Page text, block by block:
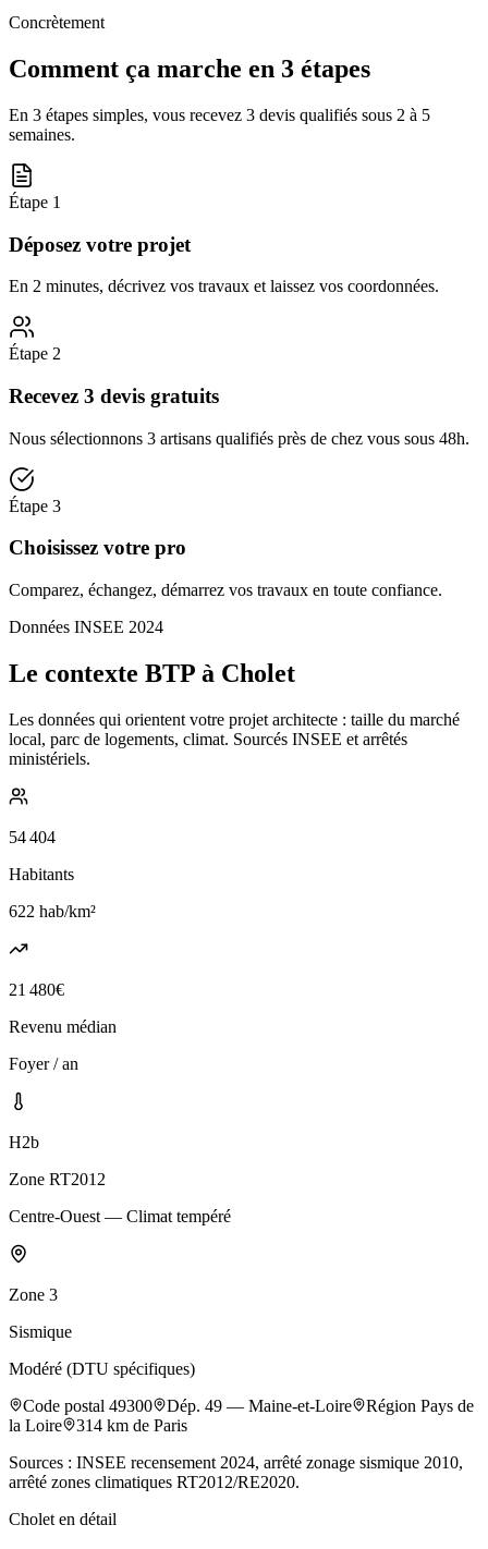
Concrètement
Comment ça marche en 3 étapes
En 3 étapes simples, vous recevez 3 devis qualifiés sous 2 à 5
semaines.
Étape 1
Déposez votre projet
En 2 minutes, décrivez vos travaux et laissez vos coordonnées.
Étape 2
Recevez 3 devis gratuits
Nous sélectionnons 3 artisans qualifiés près de chez vous sous 48h.
Étape 3
Choisissez votre pro
Comparez, échangez, démarrez vos travaux en toute confiance.
Données INSEE 2024
Le contexte BTP à Cholet
Les données qui orientent votre projet architecte : taille du marché
local, parc de logements, climat. Sourcés INSEE et arrêtés
ministériels.
54 404
Habitants
622 hab/km²
21 480€
Revenu médian
Foyer / an
H2b
Zone RT2012
Centre-Ouest — Climat tempéré
Zone 3
Sismique
Modéré (DTU spécifiques)
Code postal 49300 Dép. 49 — Maine-et-Loire Région Pays de
la Loire
314 km de Paris
Sources : INSEE recensement 2024, arrêté zonage sismique 2010,
arrêté zones climatiques RT2012/RE2020.
Cholet en détail